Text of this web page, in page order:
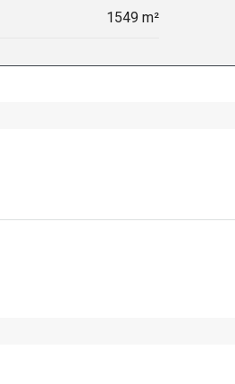
1549 m²